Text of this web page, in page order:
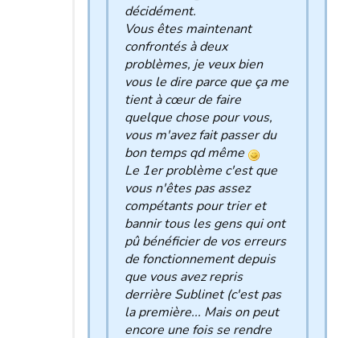
décidément.
Vous êtes maintenant
confrontés à deux
problèmes, je veux bien
vous le dire parce que ça me
tient à cœur de faire
quelque chose pour vous,
vous m'avez fait passer du
bon temps qd même
Le 1er problème c'est que
vous n'êtes pas assez
compétants pour trier et
bannir tous les gens qui ont
pû bénéficier de vos erreurs
de fonctionnement depuis
que vous avez repris
derrière Sublinet (c'est pas
la première... Mais on peut
encore une fois se rendre